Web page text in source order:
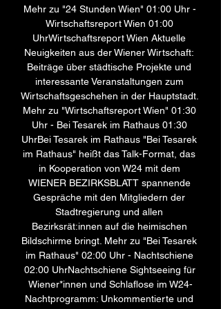
Mehr zu "24 Stunden Wien" 01:00 Uhr -
Wirtschaftsreport Wien 01:00
UhrWirtschaftsreport Wien Aktuelle
Neuigkeiten aus der Wiener Wirtschaft:
Beiträge über städtische Projekte und
interessante Veranstaltungen zum
Wirtschaftsgeschehen in der Hauptstadt.
Mehr zu "Wirtschaftsreport Wien" 01:30
Uhr - Bei Tesarek im Rathaus 01:30
UhrBei Tesarek im Rathaus "Bei Tesarek
im Rathaus" heißt das Talk-Format, das
in Kooperation von W24 mit dem
WIENER BEZIRKSBLATT spannende
Gespräche mit den Mitgliedern der
Stadtregierung und allen
Bezirksrät:innen auf die heimischen
Bildschirme bringt. Mehr zu "Bei Tesarek
im Rathaus" 02:00 Uhr - Nachtschiene
02:00 UhrNachtschiene Sightseeing für
Wiener*innen und Schlaflose im W24-
Nachtprogramm: Unkommentierte und